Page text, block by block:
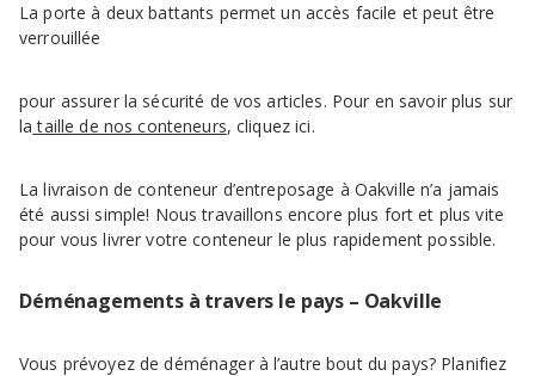
La porte à deux battants permet un accès facile et peut être
verrouillée
pour assurer la sécurité de vos articles. Pour en savoir plus sur
la taille de nos conteneurs, cliquez ici.
La livraison de conteneur d’entreposage à Oakville n’a jamais
été aussi simple! Nous travaillons encore plus fort et plus vite
pour vous livrer votre conteneur le plus rapidement possible.
Déménagements à travers le pays – Oakville
Vous prévoyez de déménager à l’autre bout du pays? Planifiez